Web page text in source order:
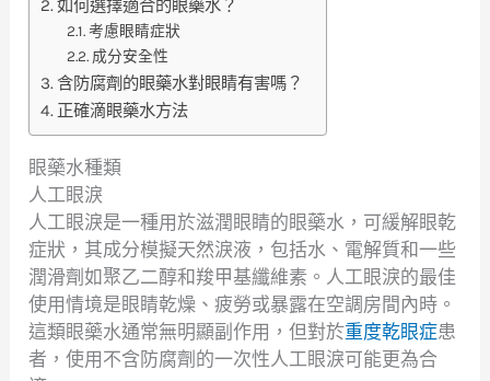
如何選擇適合的眼藥水？
考慮眼睛症狀
成分安全性
含防腐劑的眼藥水對眼睛有害嗎？
正確滴眼藥水方法
眼藥水種類
人工眼淚
人工眼淚是一種用於滋潤眼睛的眼藥水，可緩解眼乾
症狀，其成分模擬天然淚液，包括水、電解質和一些
潤滑劑如聚乙二醇和羧甲基纖維素。人工眼淚的最佳
使用情境是眼睛乾燥、疲勞或暴露在空調房間內時。
這類眼藥水通常無明顯副作用，但對於重度乾眼症患
者，使用不含防腐劑的一次性人工眼淚可能更為合